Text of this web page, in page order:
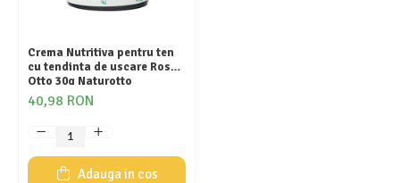
Crema Nutritiva pentru ten
cu tendinta de uscare Rose
Otto 30g Naturotto
40,98 RON
Adauga in cos